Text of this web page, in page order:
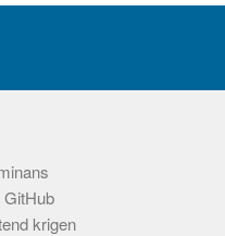
GitHub
krigen